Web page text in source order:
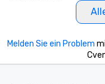
Melden Sie ein Problem